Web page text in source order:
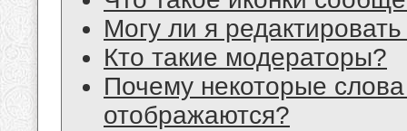
Могу ли я
Кто такие модераторы?
Почему некоторые
отображаются?